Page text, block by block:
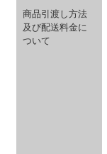
商品引渡し方法
及び配送料金に
ついて